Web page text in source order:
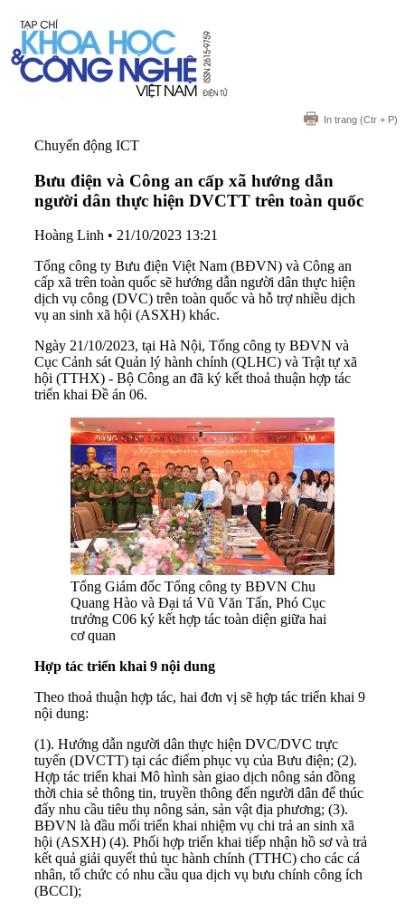
In trang (Ctr + P)
Chuyển động ICT
Bưu điện và Công an cấp xã hướng dẫn
người dân thực hiện DVCTT trên toàn quốc
Hoàng Linh • 21/10/2023 13:21
Tổng công ty Bưu điện Việt Nam (BĐVN) và Công an
cấp xã trên toàn quốc sẽ hướng dẫn người dân thực hiện
dịch vụ công (DVC) trên toàn quốc và hỗ trợ nhiều dịch
vụ an sinh xã hội (ASXH) khác.
Ngày 21/10/2023, tại Hà Nội, Tổng công ty BĐVN và
Cục Cảnh sát Quản lý hành chính (QLHC) và Trật tự xã
hội (TTHX) - Bộ Công an đã ký kết thoả thuận hợp tác
triển khai Đề án 06.
Tổng Giám đốc Tổng công ty BĐVN Chu
Quang Hào và Đại tá Vũ Văn Tấn, Phó Cục
trưởng C06 ký kết hợp tác toàn diện giữa hai
cơ quan
Hợp tác triển khai 9 nội dung
Theo thoả thuận hợp tác, hai đơn vị sẽ hợp tác triển khai 9
nội dung:
(1). Hướng dẫn người dân thực hiện DVC/DVC trực
tuyến (DVCTT) tại các điểm phục vụ của Bưu điện; (2).
Hợp tác triển khai Mô hình sàn giao dịch nông sản đồng
thời chia sẻ thông tin, truyền thông đến người dân để thúc
đẩy nhu cầu tiêu thụ nông sản, sản vật địa phương; (3).
BĐVN là đầu mối triển khai nhiệm vụ chi trả an sinh xã
hội (ASXH) (4). Phối hợp triển khai tiếp nhận hồ sơ và trả
kết quả giải quyết thủ tục hành chính (TTHC) cho các cá
nhân, tổ chức có nhu cầu qua dịch vụ bưu chính công ích
(BCCI);